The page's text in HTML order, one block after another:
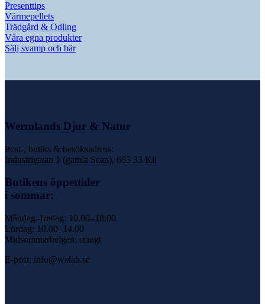
Presenttips
Värmepellets
Trädgård & Odling
Våra egna produkter
Sälj svamp och bär
Wermlands Djur & Natur
Post-, butiks & besöksadress:
Industrigatan 1 (gamla Scan), 665 33 Kil
Butikens öppettider
i sommar:
Måndag–fredag: 10.00–18.00
Lördag: 10.00–14.00
Midsommarhelgen: stängt
E-post: info@wsfab.se